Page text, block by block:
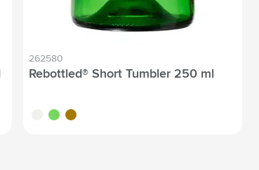
262580
Rebottled® Short Tumbler 250 ml
translucide
vert vert olive